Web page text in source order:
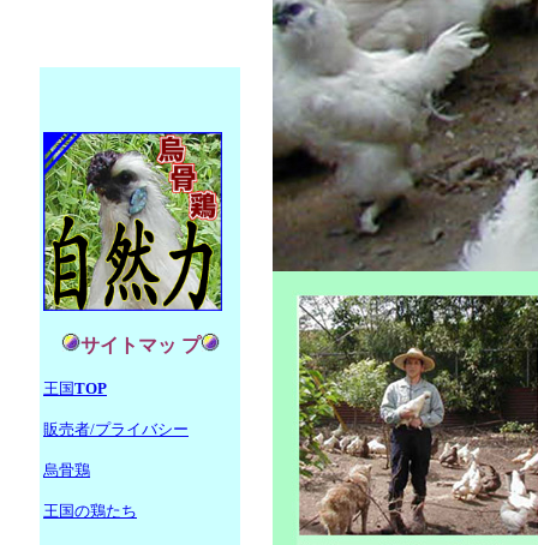
サイトマッ プ
王国TOP
販売者/プライバシー
烏骨鶏
王国の鶏たち